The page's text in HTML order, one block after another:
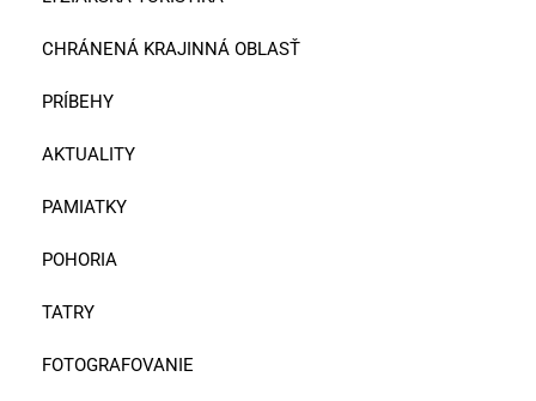
CHRÁNENÁ KRAJINNÁ OBLASŤ
PRÍBEHY
AKTUALITY
PAMIATKY
POHORIA
TATRY
FOTOGRAFOVANIE